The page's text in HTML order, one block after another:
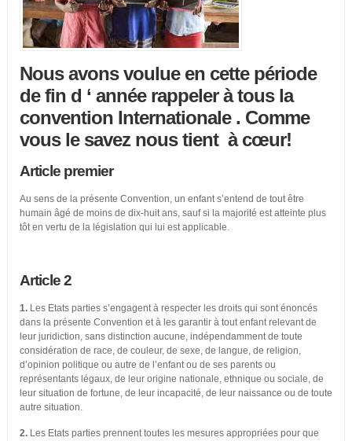
Nous avons voulue en cette période
de fin d ‘ année rappeler à tous la
convention Internationale . Comme
vous le savez nous tient à cœur!
Article premier
Au sens de la présente Convention, un enfant s’entend de tout être
humain âgé de moins de dix-huit ans, sauf si la majorité est atteinte plus
tôt en vertu de la législation qui lui est applicable.
Article 2
1.Les Etats parties s’engagent à respecter les droits qui sont énoncés
dans la présente Convention et à les garantir à tout enfant relevant de
leur juridiction, sans distinction aucune, indépendamment de toute
considération de race, de couleur, de sexe, de langue, de religion,
d’opinion politique ou autre de l’enfant ou de ses parents ou
représentants légaux, de leur origine nationale, ethnique ou sociale, de
leur situation de fortune, de leur incapacité, de leur naissance ou de toute
autre situation.
2.Les Etats parties prennent toutes les mesures appropriées pour que